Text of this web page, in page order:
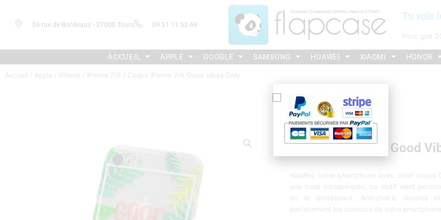
36 rue de Bordeaux - 37000 Tours 09 51 11 52 69
Tu vois
Plus que
ACCUEIL APPLE GOOGLE SAMSUNG HUAWEI XIAOMI HONOR
Accueil / Apple / iPhone / iPhone 7/8 / Coque iPhone 7/8 Good Vibes Only
Coque IPhone 7/8 Good
Habillez votre smartphone avec cette coque
une base transparente, ce motif vient
en le protégeant. Anti-chocs, rayures
parfaitement les contours de votre